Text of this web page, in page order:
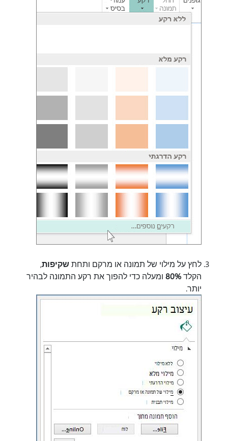
לחץ על מילוי של תמונה או מרקם ותחתשקיפות,
הקלד80% ומעלה כדי להפוך את רקע התמונה לבהיר
יותר.